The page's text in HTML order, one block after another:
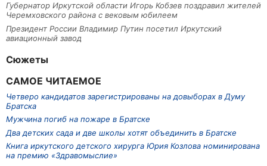
Губернатор Иркутской области Игорь Кобзев поздравил жителей
Черемховского района с вековым юбилеем
Президент России Владимир Путин посетил Иркутский
авиационный завод
Сюжеты
САМОЕ ЧИТАЕМОЕ
Четверо кандидатов зарегистрированы на довыборах в Думу
Братска
Мужчина погиб на пожаре в Братске
Два детских сада и две школы хотят объединить в Братске
Книга иркутского детского хирурга Юрия Козлова номинирована
на премию «Здравомыслие»